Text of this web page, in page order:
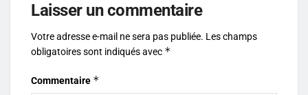
Laisser un commentaire
Votre adresse e-mail ne sera pas publiée. Les champs
obligatoires sont indiqués avec *
Commentaire *